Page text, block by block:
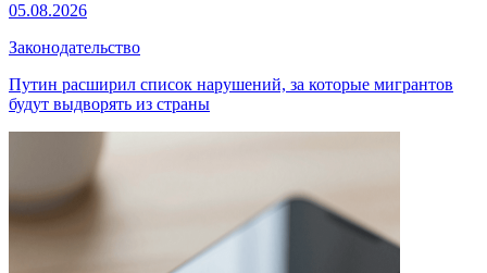
05.08.2026
Законодательство
Путин расширил список нарушений, за которые мигрантов
будут выдворять из страны